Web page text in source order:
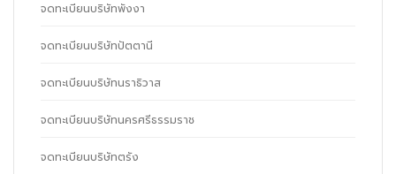
จดทะเบียนบริษัทพังงา
จดทะเบียนบริษัทปัตตานี
จดทะเบียนบริษัทนราธิวาส
จดทะเบียนบริษัทนครศรีธรรมราช
จดทะเบียนบริษัทตรัง